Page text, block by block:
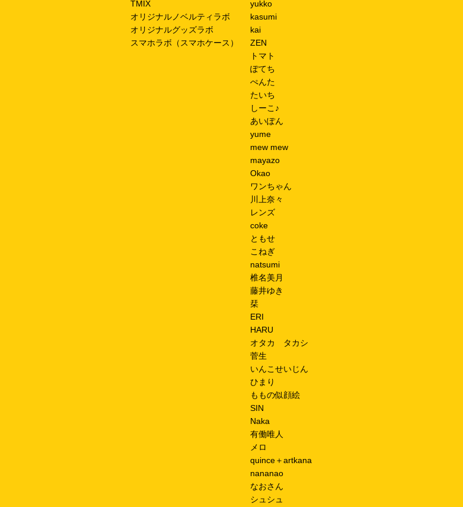
TMIX
オリジナルノベルティラボ
オリジナルグッズラボ
スマホラボ（スマホケース）
yukko
kasumi
kai
ZEN
トマト
ぽてち
ぺんた
たいち
しーこ♪
あいぽん
yume
mew mew
mayazo
Okao
ワンちゃん
川上奈々
レンズ
coke
ともせ
こねぎ
natsumi
椎名美月
藤井ゆき
栞
ERI
HARU
オタカ タカシ
菅生
いんこせいじん
ひまり
ももの似顔絵
SIN
Naka
有働唯人
メロ
quince＋artkana
nananao
なおさん
シュシュ